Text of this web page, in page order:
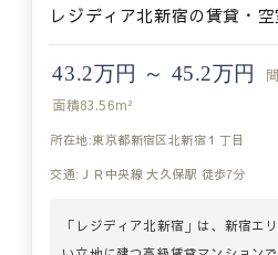
レジディア北新宿の賃貸・
43.2万円 ～ 45.2万円
面積83.56m²
所在地:東京都新宿区北新宿１丁目
交通:ＪＲ中央線 大久保駅 徒歩7分
「レジディア北新宿」は、新宿エ